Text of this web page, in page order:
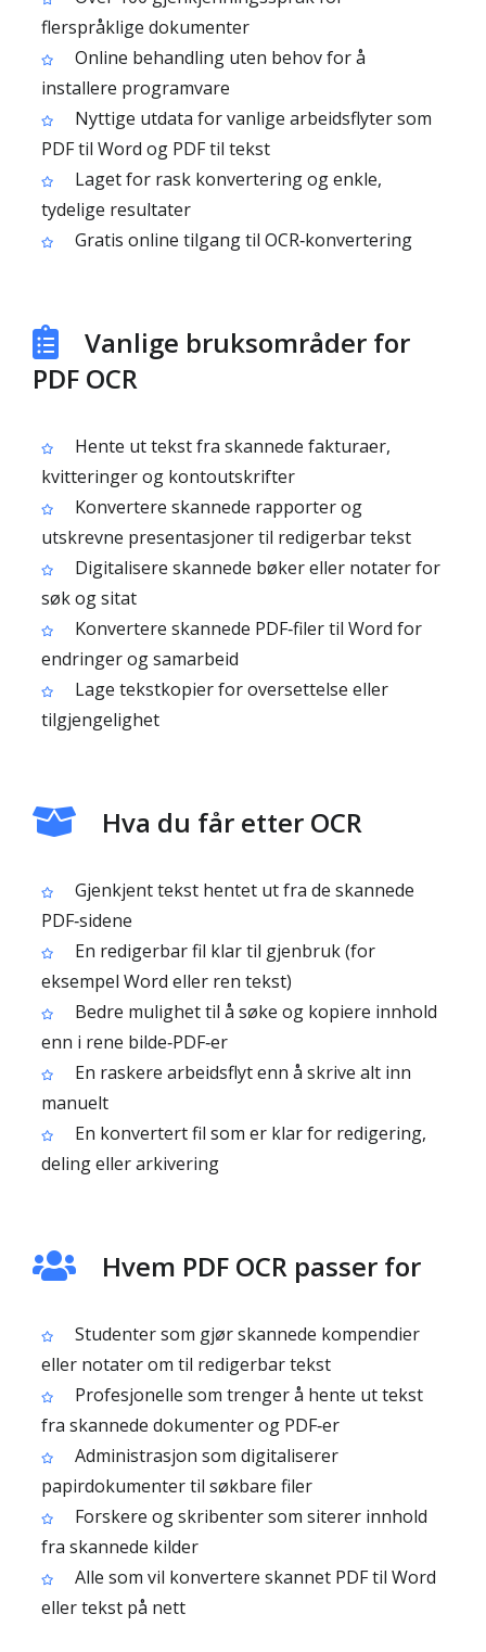
flerspråklige dokumenter
Online behandling uten behov for å
installere programvare
Nyttige utdata for vanlige arbeidsflyter som
PDF til Word og PDF til tekst
Laget for rask konvertering og enkle,
tydelige resultater
Gratis online tilgang til OCR‑konvertering
Vanlige bruksområder for
PDF OCR
Hente ut tekst fra skannede fakturaer,
kvitteringer og kontoutskrifter
Konvertere skannede rapporter og
utskrevne presentasjoner til redigerbar tekst
Digitalisere skannede bøker eller notater for
søk og sitat
Konvertere skannede PDF‑filer til Word for
endringer og samarbeid
Lage tekstkopier for oversettelse eller
tilgjengelighet
Hva du får etter OCR
Gjenkjent tekst hentet ut fra de skannede
PDF‑sidene
En redigerbar fil klar til gjenbruk (for
eksempel Word eller ren tekst)
Bedre mulighet til å søke og kopiere innhold
enn i rene bilde‑PDF‑er
En raskere arbeidsflyt enn å skrive alt inn
manuelt
En konvertert fil som er klar for redigering,
deling eller arkivering
Hvem PDF OCR passer for
Studenter som gjør skannede kompendier
eller notater om til redigerbar tekst
Profesjonelle som trenger å hente ut tekst
fra skannede dokumenter og PDF‑er
Administrasjon som digitaliserer
papirdokumenter til søkbare filer
Forskere og skribenter som siterer innhold
fra skannede kilder
Alle som vil konvertere skannet PDF til Word
eller tekst på nett